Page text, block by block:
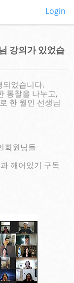
Login
강의가 있었습
었습니다.
통찰을 나누고,
한 월인 선생님
회원님들
깨어있기 구독